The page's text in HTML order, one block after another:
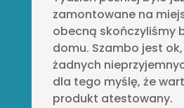
zamontowane na
obecną skończyliśmy
domu. Szambo jest
żadnych
dla tego myślę, że
produkt atestowany.